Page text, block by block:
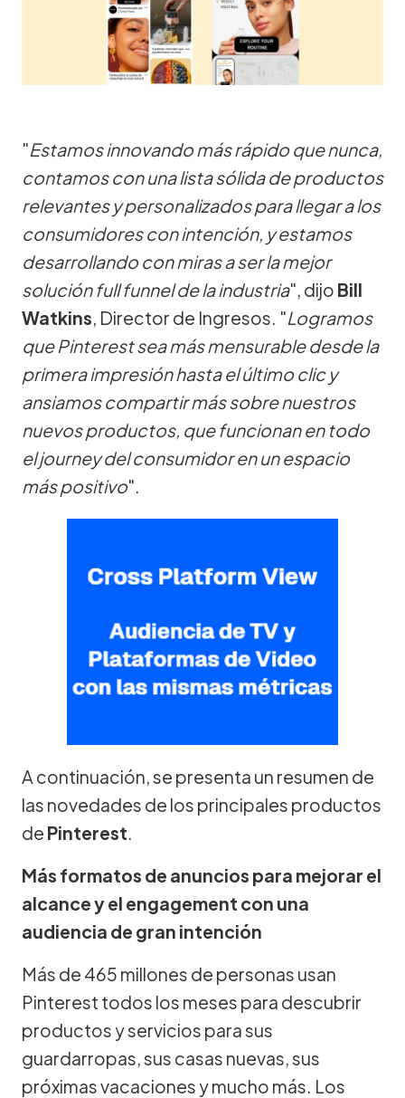
"Estamos innovando más rápido que nunca,
contamos con una lista sólida de productos
relevantes y personalizados para llegar a los
consumidores con intención, y estamos
desarrollando con miras a ser la mejor
solución full funnel de la industria", dijo Bill
Watkins, Director de Ingresos. "Logramos
que Pinterest sea más mensurable desde la
primera impresión hasta el último clic y
ansiamos compartir más sobre nuestros
nuevos productos, que funcionan en todo
el journey del consumidor en un espacio
más positivo".
A continuación, se presenta un resumen de
las novedades de los principales productos
de Pinterest.
Más formatos de anuncios para mejorar el
alcance y el engagement con una
audiencia de gran intención
Más de 465 millones de personas usan
Pinterest todos los meses para descubrir
productos y servicios para sus
guardarropas, sus casas nuevas, sus
próximas vacaciones y mucho más. Los